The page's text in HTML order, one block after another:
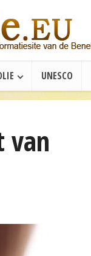
UNESCO
van